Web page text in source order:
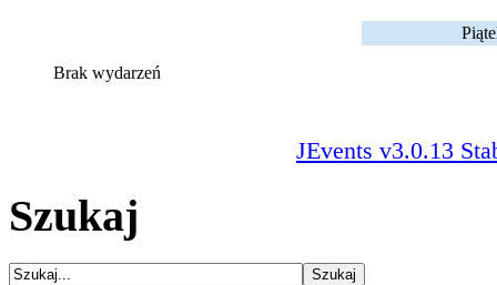
Brak wydarzeń
JEvents v3.0.13
Szukaj